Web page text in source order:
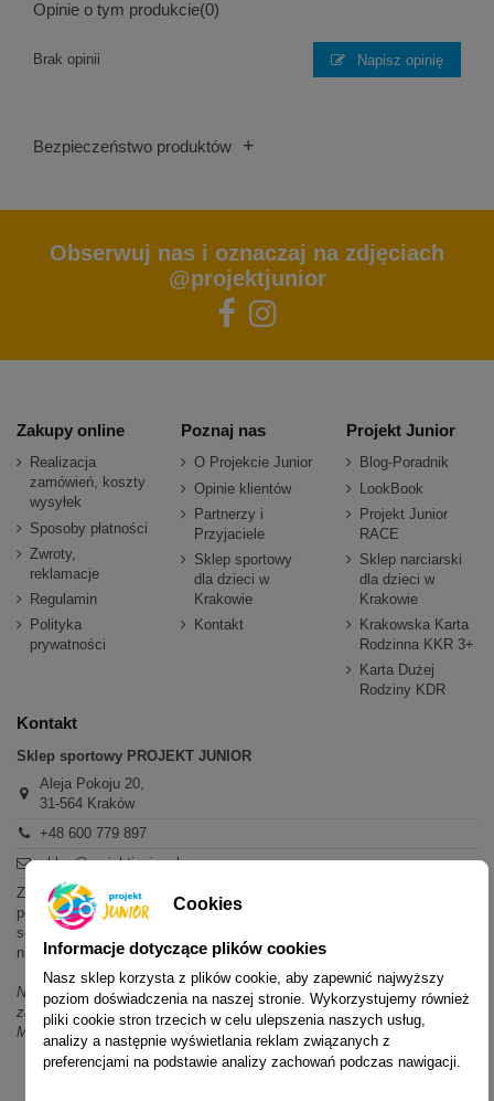
Opinie o tym produkcie(0)
Brak opinii Napisz opinię
Bezpieczeństwo produktów +
Obserwuj nas i oznaczaj na zdjęciach
@projektjunior
Zakupy online
Realizacja
zamówień, koszty
wysyłek
Sposoby płatności
Zwroty,
reklamacje
Regulamin
Polityka
prywatności
Poznaj nas
O Projekcie Junior
Opinie klientów
Partnerzy i
Przyjaciele
Sklep sportowy
dla dzieci w
Krakowie
Kontakt
Projekt Junior
Blog-Poradnik
LookBook
Projekt Junior
RACE
Sklep narciarski
dla dzieci w
Krakowie
Krakowska Karta
Rodzinna KKR 3+
Karta Dużej
Rodziny KDR
Kontakt
Sklep sportowy PROJEKT JUNIOR
Aleja Pokoju 20,
31-564 Kraków
+48 600 779 897
sklep@projektjunior.pl
Zapraszamy do sklepu stacjonarnego:
poniedziałek - piątek: 11.00-19.00
sobota: 10.00-14.00
niedziela (każda): nieczynne
Nie odpowiadamy na wiadomości SMS. W sprawach dotyczących
zamówień i oferty prosimy o kontakt mailowy, telefoniczny lub przez
Messenger.
Cookies
Informacje dotyczące plików cookies
Nasz sklep korzysta z plików cookie, aby zapewnić najwyższy
poziom doświadczenia na naszej stronie. Wykorzystujemy również
pliki cookie stron trzecich w celu ulepszenia naszych usług,
analizy a następnie wyświetlania reklam związanych z
preferencjami na podstawie analizy zachowań podczas nawigacji.